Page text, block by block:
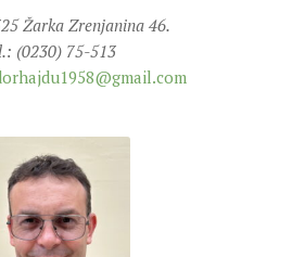
Žarka Zrenjanina 46.
(0230) 75-513